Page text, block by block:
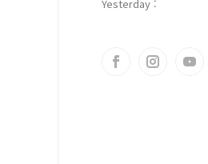
Yesterday :